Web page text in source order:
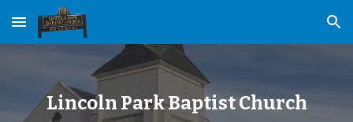
Skip to main content Skip to navigation
Lincoln ParkBaptistChurch